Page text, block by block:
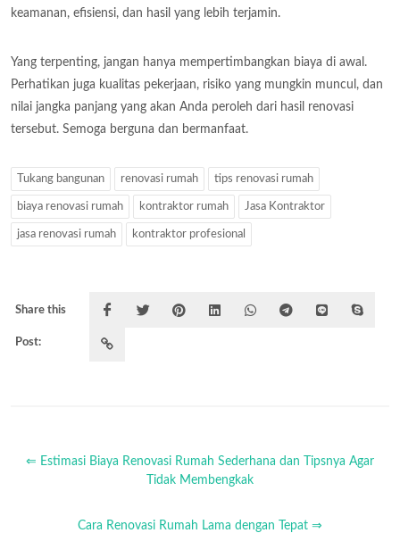
keamanan, efisiensi, dan hasil yang lebih terjamin.
Yang terpenting, jangan hanya mempertimbangkan biaya di awal.
Perhatikan juga kualitas pekerjaan, risiko yang mungkin muncul, dan
nilai jangka panjang yang akan Anda peroleh dari hasil renovasi
tersebut. Semoga berguna dan bermanfaat.
Tukang bangunan renovasi rumah tips renovasi rumah
biaya renovasi rumah kontraktor rumah Jasa Kontraktor
jasa renovasi rumah kontraktor profesional
Share this
Post:
⇐ Estimasi Biaya Renovasi Rumah Sederhana dan Tipsnya Agar
Tidak Membengkak
Cara Renovasi Rumah Lama dengan Tepat ⇒